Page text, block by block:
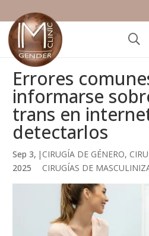
Errores
informarse
trans en
detectarlos
Sep 3,
2025
| CIRUGÍA DE GÉNERO,
CIRUGÍAS DE